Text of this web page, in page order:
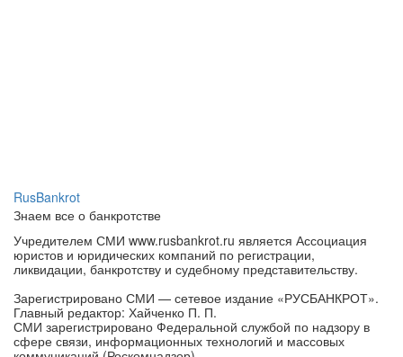
RusBankrot
Знаем все о банкротстве
Учредителем СМИ www.rusbankrot.ru является Ассоциация
юристов и юридических компаний по регистрации,
ликвидации, банкротству и судебному представительству.
Зарегистрировано СМИ — сетевое издание «РУСБАНКРОТ».
Главный редактор: Хайченко П. П.
СМИ зарегистрировано Федеральной службой по надзору в
сфере связи, информационных технологий и массовых